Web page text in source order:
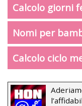
Calcolo giorni
Nomi per
Calcolo ciclo